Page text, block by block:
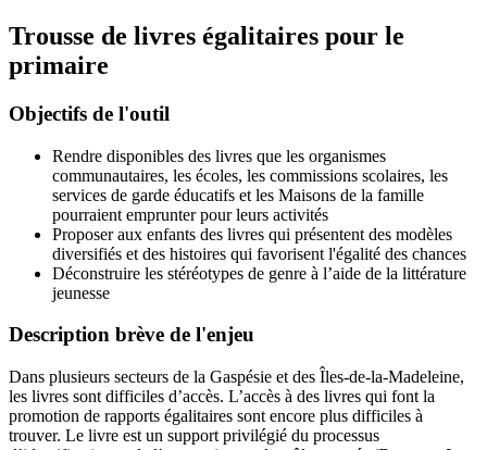
Trousse de livres égalitaires pour le
primaire
Objectifs de l'outil
Rendre disponibles des livres que les organismes
communautaires, les écoles, les commissions scolaires, les
services de garde éducatifs et les Maisons de la famille
pourraient emprunter pour leurs activités
Proposer aux enfants des livres qui présentent des modèles
diversifiés et des histoires qui favorisent l'égalité des chances
Déconstruire les stéréotypes de genre à l’aide de la littérature
jeunesse
Description brève de l'enjeu
Dans plusieurs secteurs de la Gaspésie et des Îles-de-la-Madeleine,
les livres sont difficiles d’accès. L’accès à des livres qui font la
promotion de rapports égalitaires sont encore plus difficiles à
trouver. Le livre est un support privilégié du processus